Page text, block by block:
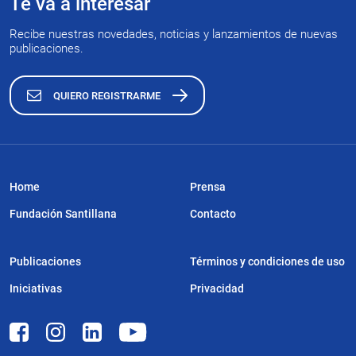
Recibe nuestras novedades, noticias y lanzamientos de nuevas
publicaciones.
QUIERO REGISTRARME
Home
Fundación Santillana
Publicaciones
Iniciativas
Prensa
Contacto
Términos y condiciones de uso
Privacidad